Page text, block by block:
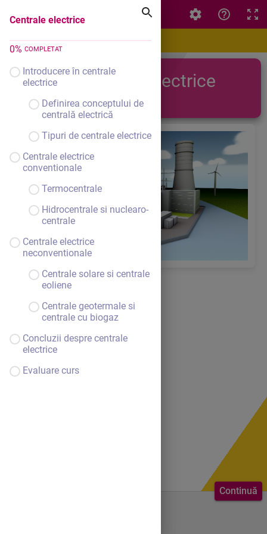
Centrale electrice
0% COMPLETAT
Introducere în centrale
electrice
Definirea conceptului de
centrală electrică
Tipuri de centrale electrice
Centrale electrice
conventionale
Termocentrale
Hidrocentrale si nuclearo-
centrale
Centrale electrice
neconventionale
Centrale solare si centrale
eoliene
Centrale geotermale si
centrale cu biogaz
Concluzii despre centrale
electrice
Evaluare curs
Continuă
Centrale electrice
Centrale electrice